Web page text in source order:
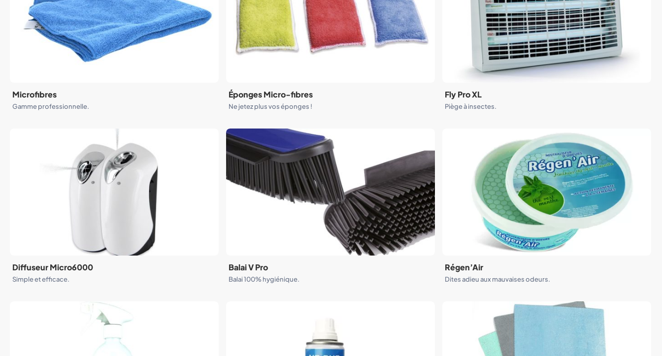
Microfibres
Gamme professionnelle.
Éponges Micro-fibres
Ne jetez plus vos éponges !
Fly Pro XL
Piège à insectes.
Diffuseur Micro6000
Simple et efficace.
Balai V Pro
Balai 100% hygiénique.
Régen’Air
Dites adieu aux mauvaises odeurs.